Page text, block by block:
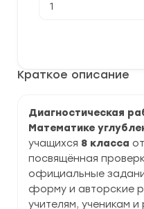
Краткое описание
Диагностическая
Математике
учащихся 8 класса от
посвящённая
официальные
форму и авторские
учителям, ученикам
товара
Математике
8
класс
задания,
ответы